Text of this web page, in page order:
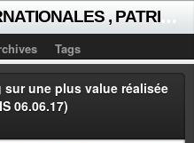
Tags
une plus value réalisée
06.06.17)